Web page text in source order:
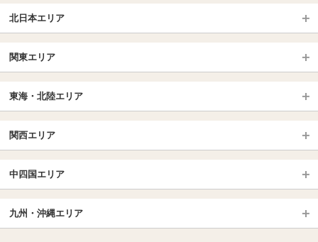
北日本エリア
北海道（札幌・旭川・函館）
青森
岩手 (盛岡・北上)
福島 (いわき・郡山)
山形
長野・松本・上田
群馬（伊勢崎・高崎・前橋）
関東エリア
大宮・浦和・川口
越谷・春日部
千葉TOP
松戸・柏
池袋・大塚 新宿
東海・北陸エリア
愛知（名古屋）
岐阜県
北陸
名古屋TOP
関西エリア
京都駅・伏見区
烏丸御池駅
四条烏丸・河原町・祇園四条
三条・京都市役所前
中四国エリア
広島 岡山
九州・沖縄エリア